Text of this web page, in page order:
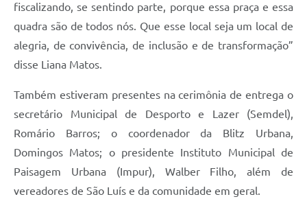
fiscalizando, se sentindo parte, porque essa praça e essa
quadra são de todos nós. Que esse local seja um local de
alegria, de convivência, de inclusão e de transformação”
disse Liana Matos.
Também estiveram presentes na cerimônia de entrega o
secretário Municipal de Desporto e Lazer (Semdel),
Romário Barros; o coordenador da Blitz Urbana,
Domingos Matos; o presidente Instituto Municipal de
Paisagem Urbana (Impur), Walber Filho, além de
vereadores de São Luís e da comunidade em geral.